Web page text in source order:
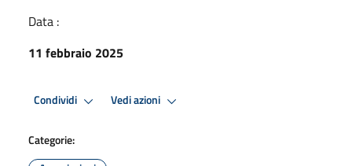
Data :
11 febbraio 2025
Condividi Vedi azioni
Categorie: